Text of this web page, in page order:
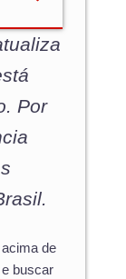
Por
de
buscar